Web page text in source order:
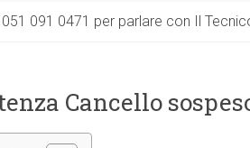
091 0471 per parlare con Il
Cancello